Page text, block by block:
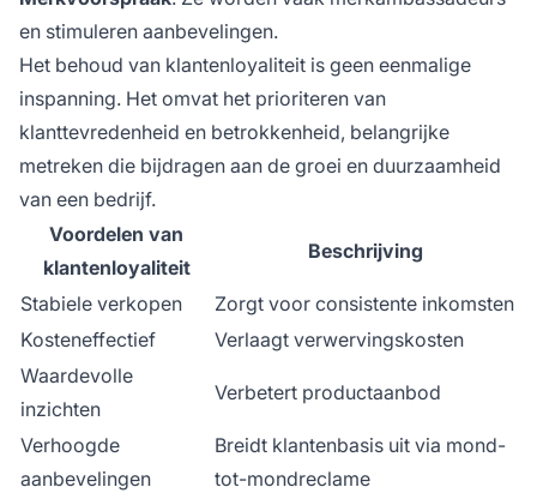
en stimuleren aanbevelingen.
Het behoud van klantenloyaliteit is geen eenmalige
inspanning. Het omvat het prioriteren van
klanttevredenheid en betrokkenheid, belangrijke
metreken die bijdragen aan de groei en duurzaamheid
van een bedrijf.
Voordelen van
klantenloyaliteit
Beschrijving
Stabiele verkopen
Zorgt voor consistente inkomsten
Kosteneffectief
Verlaagt verwervingskosten
Waardevolle
inzichten
Verbetert productaanbod
Verhoogde
aanbevelingen
Breidt klantenbasis uit via mond-
tot-mondreclame